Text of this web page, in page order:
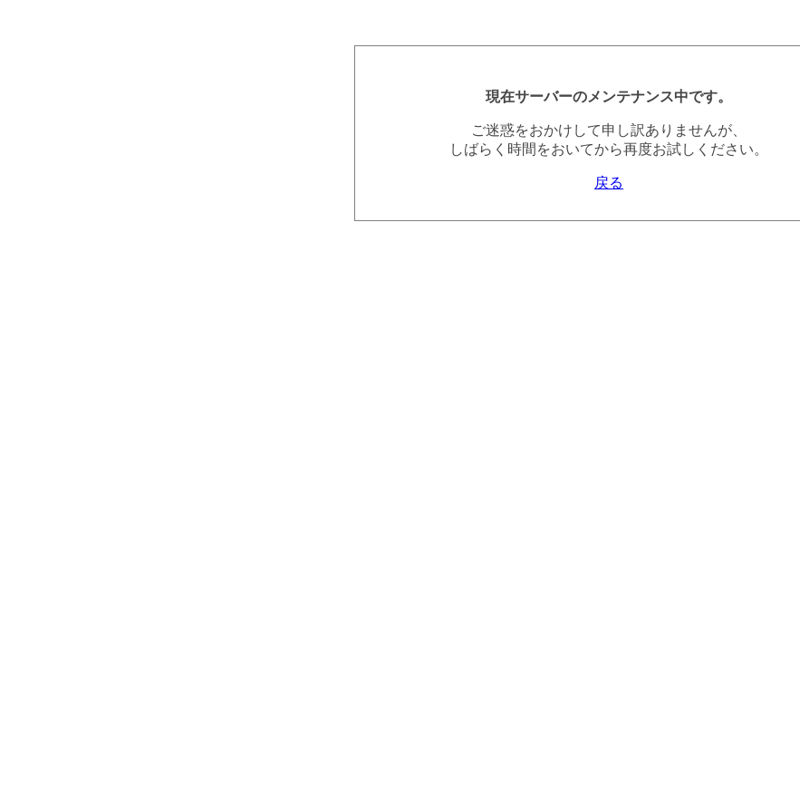
現在サーバーのメンテナンス中です。
ご迷惑をおかけして申し訳ありませんが、
しばらく時間をおいてから再度お試しください。
戻る